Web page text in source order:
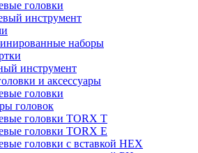
головки
инструмент
наборы
инструмент
и аксессуары
головки
головок
головки TORX T
головки TORX Е
головки с вставкой HEX